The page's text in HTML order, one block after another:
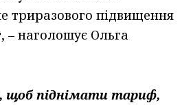
триразового підвищення
– наголошує Ольга
щоб піднімати тариф,